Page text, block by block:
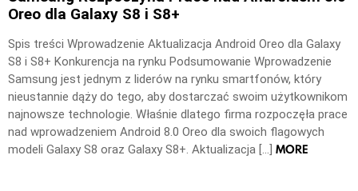
Oreo dla Galaxy S8 i S8+
Spis treści Wprowadzenie Aktualizacja Android Oreo dla Galaxy
S8 i S8+ Konkurencja na rynku Podsumowanie Wprowadzenie
Samsung jest jednym z liderów na rynku smartfonów, który
nieustannie dąży do tego, aby dostarczać swoim użytkownikom
najnowsze technologie. Właśnie dlatego firma rozpoczęła prace
nad wprowadzeniem Android 8.0 Oreo dla swoich flagowych
modeli Galaxy S8 oraz Galaxy S8+. Aktualizacja […] MORE